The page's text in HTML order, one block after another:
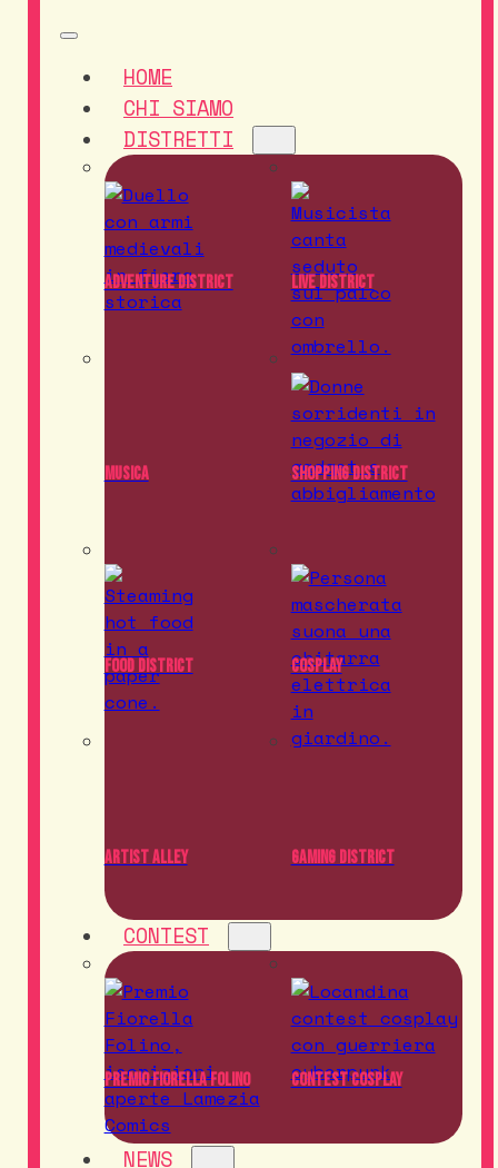
HOME
CHI SIAMO
DISTRETTI
Adventure District Live District
Musica Shopping District
Food District Cosplay
Artist Alley Gaming District
CONTEST
Premio Fiorella Folino Contest Cosplay
NEWS